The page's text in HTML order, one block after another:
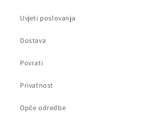
Uvjeti poslovanja
Dostava
Povrati
Privatnost
Opće odredbe